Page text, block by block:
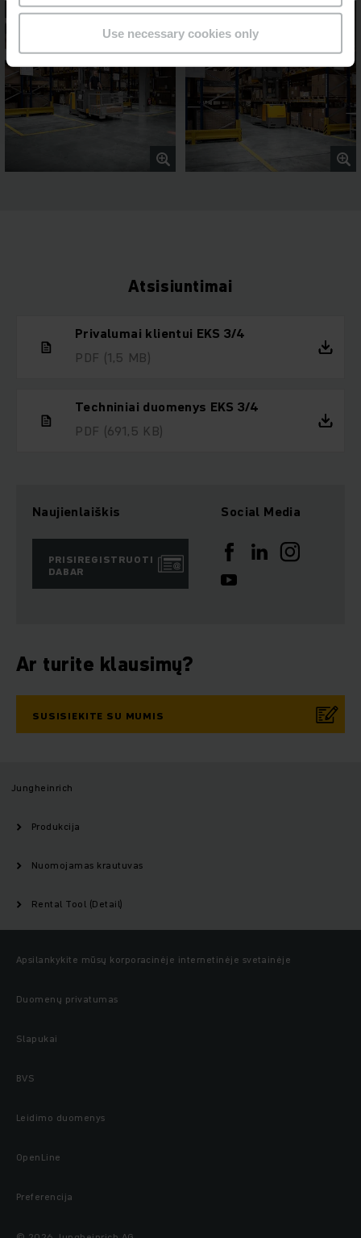
Use necessary cookies only
Atsisiuntimai
Privalumai klientui EKS 3/4
PDF (1,5 MB)
Techniniai duomenys EKS 3/4
PDF (691,5 KB)
Naujienlaiškis
PRISIREGISTRUOTI
DABAR
Social Media
Ar turite klausimų?
SUSISIEKITE SU MUMIS
Jungheinrich
Produkcija
Nuomojamas krautuvas
Rental Tool (Detail)
Apsilankykite mūsų korporacinėje internetinėje svetainėje
Duomenų privatumas
Slapukai
BVS
Leidimo duomenys
OpenLine
Preferencija